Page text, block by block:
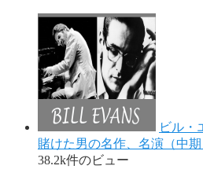
ビル・
賭けた男の名作、名演（中期
38.2k件のビュー